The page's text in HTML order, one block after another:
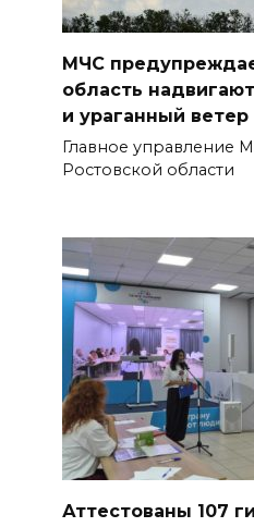
В Ростове
Емельяновых
Садовой, 94,
специалисты
07 августа 2026 17:03
объяснил,
ростовчанам
переносить
07 августа 2026 16:30
ВСЕ КАК ЕСТЬ.
Украина.
сирот...
МЧС
область
и ураганный ветер
Главное управление
Ростовской области
Аттестованы 107